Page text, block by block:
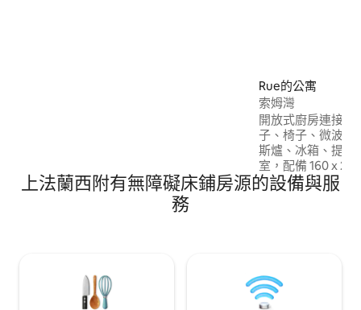
Rue的公寓
索姆灣
開放式廚房連接餐
子、椅子、微波爐
斯爐、冰箱、提供
室，配備 160 x
備洗手台和義式淋
一個露台，配備
上法蘭西附有無障礙床鋪房源的設備與服
務